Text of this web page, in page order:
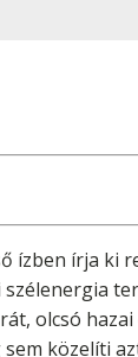
ízben írja ki
olcsó
közelíti